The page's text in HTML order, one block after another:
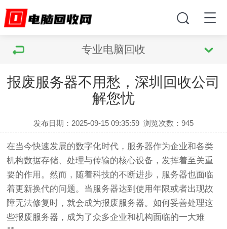
专业电脑回收
报废服务器不用愁，深圳回收公司
解您忧
发布日期：2025-09-15 09:35:59 浏览次数：945
在当今快速发展的数字化时代，服务器作为企业和各类
机构数据存储、处理与传输的核心设备，发挥着至关重
要的作用。然而，随着科技的不断进步，服务器也面临
着更新换代的问题。当服务器达到使用年限或者出现故
障无法修复时，就会成为报废服务器。如何妥善处理这
些报废服务器，成为了众多企业和机构面临的一大难